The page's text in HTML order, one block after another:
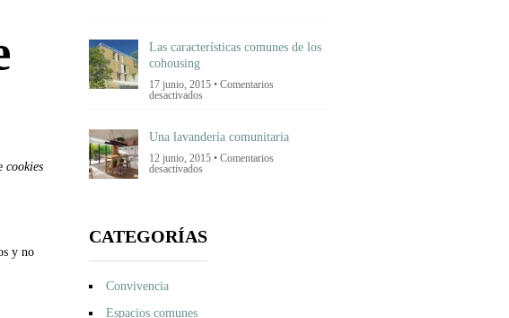
cookies
y no
Las características comunes de los
cohousing
17 junio, 2015 • Comentarios
desactivadosen
de
cohousing
Una lavandería comunitaria
12 junio, 2015 • Comentarios
desactivadosen
CATEGORÍAS
Convivencia
Espacios comunes